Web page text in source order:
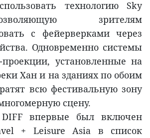
технологию Sky
зрителям
с фейерверками через
Одновременно системы
проекции, установленные на
Хан и на зданиях по обоим
всю фестивальную зону
сцену.
впервые был включен
+ Leisure Asia в список